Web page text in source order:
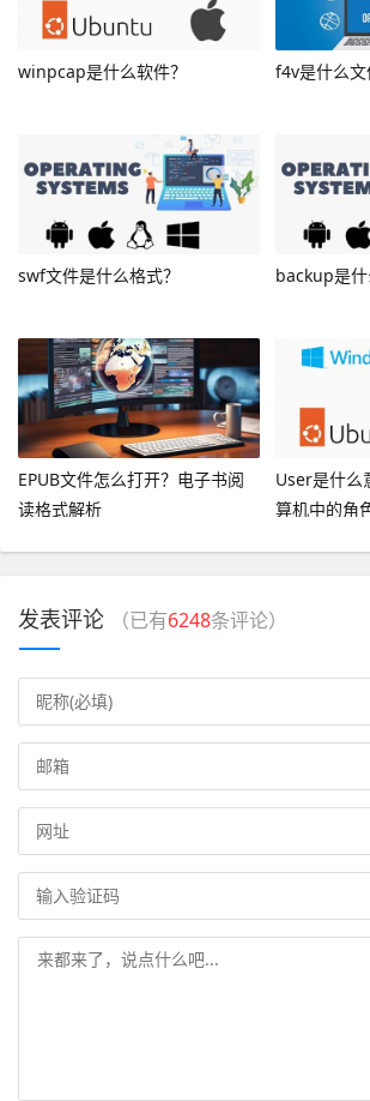
winpcap是什么软件？ f4v是什么文
swf文件是什么格式？ backup是什
EPUB文件怎么打开？电子书阅
读格式解析
User是什么
算机中的角
发表评论 （已有6248条评论）